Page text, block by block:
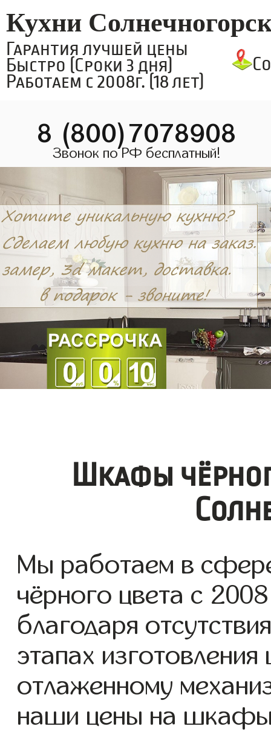
Кухни
Гарантия лучшей цены
Быстро (Сроки 3 дня)
Работаем с 2008г. (18 лет)
8 (800)7078908
Звонок по РФ бесплатный!
Шкафы
Мы работаем в
чёрного цвета с
благодаря
этапах
отлаженному
наши цены на шкафы